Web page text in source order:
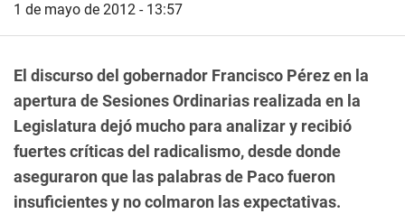
1 de mayo de 2012 - 13:57
El discurso del gobernador Francisco Pérez en la
apertura de Sesiones Ordinarias realizada en la
Legislatura dejó mucho para analizar y recibió
fuertes críticas del radicalismo, desde donde
aseguraron que las palabras de Paco fueron
insuficientes y no colmaron las expectativas.